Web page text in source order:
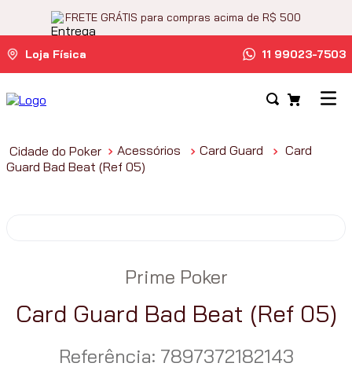
FRETE GRÁTIS para compras acima de R$ 500
Loja Física 11 99023-7503
Acessórios Card Guard
Card
Guard Bad Beat (Ref 05)
Prime Poker
Card Guard Bad Beat (Ref 05)
Referência: 7897372182143